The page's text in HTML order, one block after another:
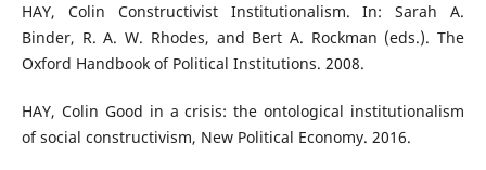
HAY, Colin Constructivist Institutionalism. In: Sarah A.
Binder, R. A. W. Rhodes, and Bert A. Rockman (eds.). The
Oxford Handbook of Political Institutions. 2008.
HAY, Colin Good in a crisis: the ontological institutionalism
of social constructivism, New Political Economy. 2016.